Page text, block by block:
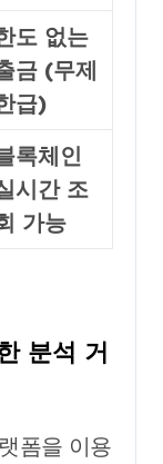
도 없는
금 (무제
급)
록체인
시간 조
가능
분석 거
폼을 이용